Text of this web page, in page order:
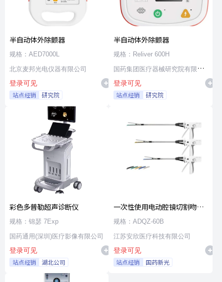
半自动体外除颤器
规格：AED7000L
北京麦邦光电仪器有限公司
登录可见
站点经销 研究院
半自动体外除颤器
规格：Reliver 600H
国药集团医疗器械研究院有限公
司
登录可见
站点经销 研究院
彩色多普勒超声诊断仪
规格：锦瑟 7Exp
国药通用(深圳)医疗影像有限公司
登录可见
站点经销 湖北公司
一次性使用电动腔镜切割吻合
器及组件
规格：ADQZ-60B
江苏安欣医疗科技有限公司
登录可见
站点经销 国药新光